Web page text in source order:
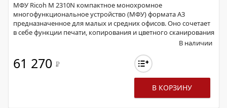
МФУ Ricoh M 2310N компактное монохромное
многофункциональное устройство (МФУ) формата А3
предназначенное для малых и средних офисов. Оно сочетает
в себе функции печати, копирования и цветного сканирования
В наличии
61 270 Р
В КОРЗИНУ